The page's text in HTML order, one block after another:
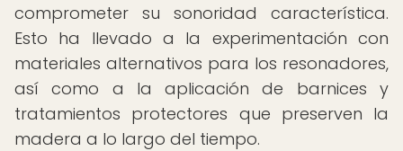
comprometer su sonoridad característica.
Esto ha llevado a la experimentación con
materiales alternativos para los resonadores,
así como a la aplicación de barnices y
tratamientos protectores que preserven la
madera a lo largo del tiempo.